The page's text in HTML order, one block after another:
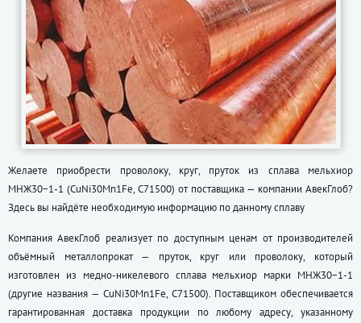
Желаете приобрести проволоку, круг, пруток из сплава мельхиор
МНЖ30−1-1 (CuNi30Mn1Fe, C71500) от поставщика — компании АвекГлоб?
Здесь вы найдёте необходимую информацию по данному сплаву
Компания АвекГлоб реализует по доступным ценам от производителей
объёмный металлопрокат — пруток, круг или проволоку, который
изготовлен из медно-никелевого сплава мельхиор марки МНЖ30−1-1
(другие названия — CuNi30Mn1Fe, C71500). Поставщиком обеспечивается
гарантированная доставка продукции по любому адресу, указанному